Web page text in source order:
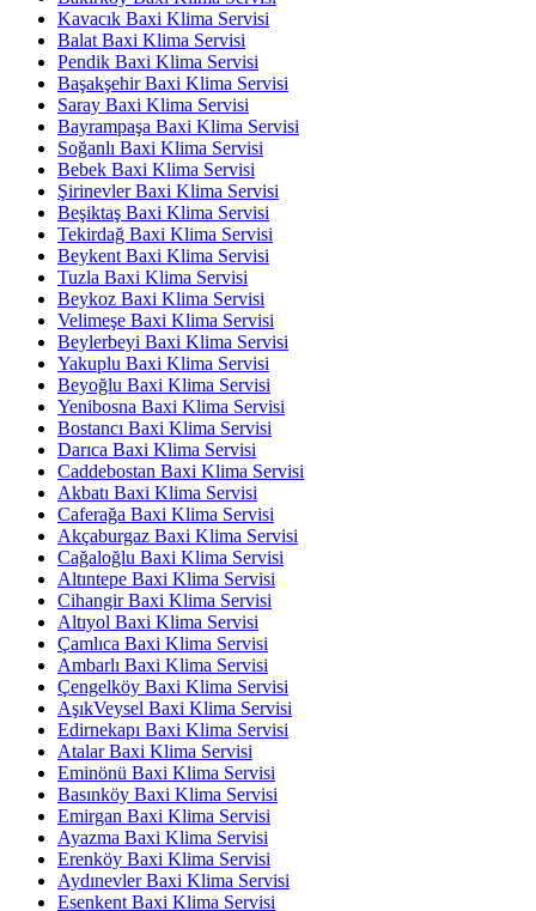
Kavacık Baxi Klima Servisi
Balat Baxi Klima Servisi
Pendik Baxi Klima Servisi
Başakşehir Baxi Klima Servisi
Saray Baxi Klima Servisi
Bayrampaşa Baxi Klima Servisi
Soğanlı Baxi Klima Servisi
Bebek Baxi Klima Servisi
Şirinevler Baxi Klima Servisi
Beşiktaş Baxi Klima Servisi
Tekirdağ Baxi Klima Servisi
Beykent Baxi Klima Servisi
Tuzla Baxi Klima Servisi
Beykoz Baxi Klima Servisi
Velimeşe Baxi Klima Servisi
Beylerbeyi Baxi Klima Servisi
Yakuplu Baxi Klima Servisi
Beyoğlu Baxi Klima Servisi
Yenibosna Baxi Klima Servisi
Bostancı Baxi Klima Servisi
Darıca Baxi Klima Servisi
Caddebostan Baxi Klima Servisi
Akbatı Baxi Klima Servisi
Caferağa Baxi Klima Servisi
Akçaburgaz Baxi Klima Servisi
Cağaloğlu Baxi Klima Servisi
Altıntepe Baxi Klima Servisi
Cihangir Baxi Klima Servisi
Altıyol Baxi Klima Servisi
Çamlıca Baxi Klima Servisi
Ambarlı Baxi Klima Servisi
Çengelköy Baxi Klima Servisi
AşıkVeysel Baxi Klima Servisi
Edirnekapı Baxi Klima Servisi
Atalar Baxi Klima Servisi
Eminönü Baxi Klima Servisi
Basınköy Baxi Klima Servisi
Emirgan Baxi Klima Servisi
Ayazma Baxi Klima Servisi
Erenköy Baxi Klima Servisi
Aydınevler Baxi Klima Servisi
Esenkent Baxi Klima Servisi